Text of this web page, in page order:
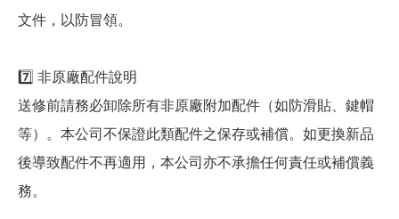
文件，以防冒領。
7️⃣ 非原廠配件說明
送修前請務必卸除所有非原廠附加配件（如防滑貼、鍵帽
等）。本公司不保證此類配件之保存或補償。如更換新品
後導致配件不再適用，本公司亦不承擔任何責任或補償義
務。